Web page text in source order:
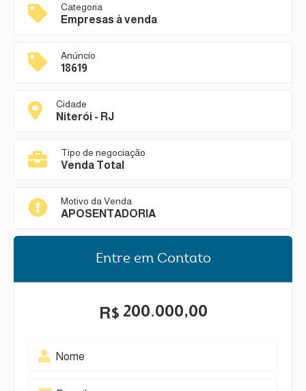
Categoria
Empresas à venda
Anúncio
18619
Cidade
Niterói - RJ
Tipo de negociação
Venda Total
Motivo da Venda
APOSENTADORIA
Entre em Contato
R$ 200.000,00